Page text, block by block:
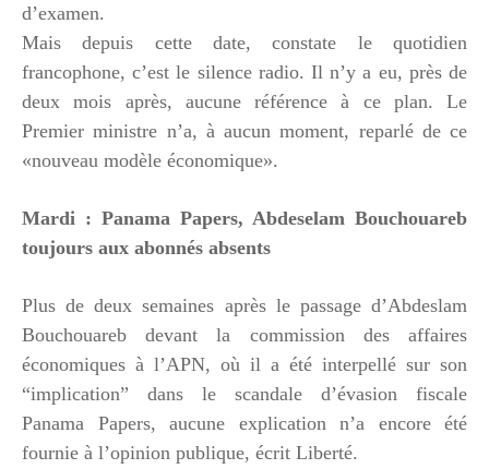
d’examen.
Mais depuis cette date, constate le quotidien
francophone, c’est le silence radio. Il n’y a eu, près de
deux mois après, aucune référence à ce plan. Le
Premier ministre n’a, à aucun moment, reparlé de ce
«nouveau modèle économique».
Mardi : Panama Papers, Abdeselam Bouchouareb
toujours aux abonnés absents
Plus de deux semaines après le passage d’Abdeslam
Bouchouareb devant la commission des affaires
économiques à l’APN, où il a été interpellé sur son
“implication” dans le scandale d’évasion fiscale
Panama Papers, aucune explication n’a encore été
fournie à l’opinion publique, écrit Liberté.